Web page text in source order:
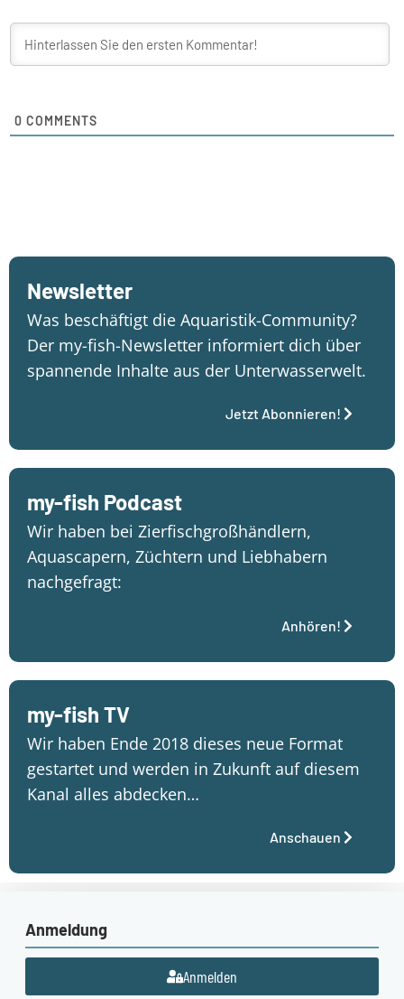
0 COMMENTS
Newsletter
Was beschäftigt die Aquaristik-Community?
Der my-fish-Newsletter informiert dich über
spannende Inhalte aus der Unterwasserwelt.
Jetzt Abonnieren!
my-fish Podcast
Wir haben bei Zierfischgroßhändlern,
Aquascapern, Züchtern und Liebhabern
nachgefragt:
Anhören!
my-fish TV
Wir haben Ende 2018 dieses neue Format
gestartet und werden in Zukunft auf diesem
Kanal alles abdecken…
Anschauen
Anmeldung
Anmelden